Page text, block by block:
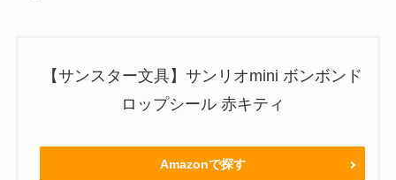
【サンスター文具】サンリオmini ボンボンド
ロップシール 赤キティ
Amazonで探す